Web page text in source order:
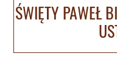
ŚWIĘTY PAWEŁ